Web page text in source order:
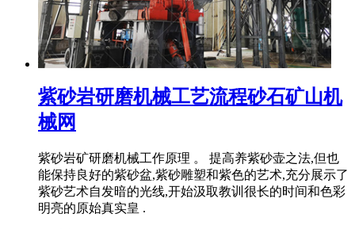
紫砂岩研磨机械工艺流程砂石矿山机
械网
紫砂岩矿研磨机械工作原理 。 提高养紫砂壶之法,但也
能保持良好的紫砂盆,紫砂雕塑和紫色的艺术,充分展示了
紫砂艺术自发暗的光线,开始汲取教训很长的时间和色彩
明亮的原始真实皇 .